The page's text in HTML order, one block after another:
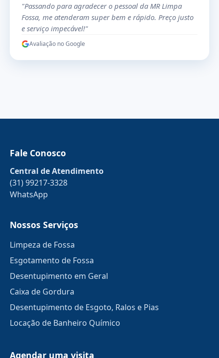
"Passando para agradecer o pessoal da MR Limpa
Fossa, me atenderam super bem e rápido. Preço justo
e serviço impecável!"
Avaliação no Google
Fale Conosco
Central de Atendimento
(31) 99217-3328
WhatsApp
Nossos Serviços
Limpeza de Fossa
Esgotamento de Fossa
Desentupimento em Geral
Caixa de Gordura
Desentupimento de Esgoto, Ralos e Pias
Locação de Banheiro Químico
Agendar uma visita